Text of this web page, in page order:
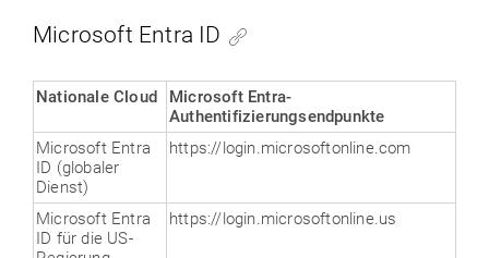
Microsoft Entra ID
Nationale Cloud
Microsoft Entra-
Authentifizierungsendpunkte
Microsoft Entra
ID (globaler
Dienst)
https://login.microsoftonline.com
Microsoft Entra
ID für die US-
https://login.microsoftonline.us